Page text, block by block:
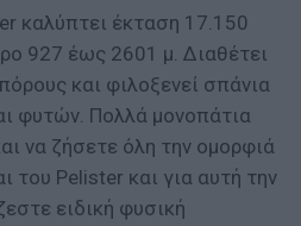
καλύπτει έκταση 17.150
927 έως 2601 μ. Διαθέτει
και φιλοξενεί σπάνια
φυτών. Πολλά μονοπάτια
να ζήσετε όλη την ομορφιά
του Pelister και για αυτή την
ειδική φυσική